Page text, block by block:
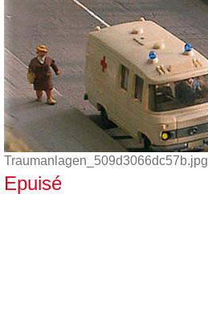
Traumanlagen_509d3066dc57b.jpg
Epuisé